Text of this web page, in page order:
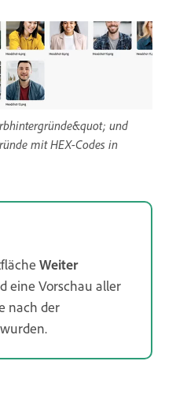
und
mit HEX-Codes in
Weiter
eine Vorschau aller
nach der